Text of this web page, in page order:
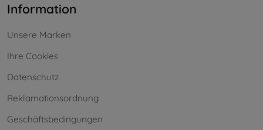
Information
Unsere Marken
Ihre Cookies
Datenschutz
Reklamationsordnung
Geschäftsbedingungen